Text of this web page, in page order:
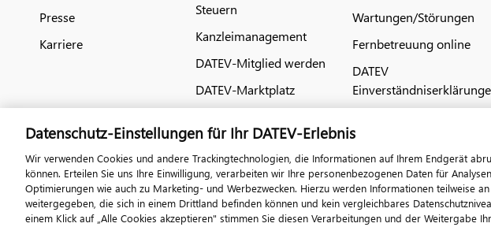
Presse
Karriere
Steuern
Kanzleimanagement
DATEV-Mitglied werden
DATEV-Marktplatz
Wartungen/Störungen
Fernbetreuung online
DATEV
© 2026 DATEV eG ImpressumDatenschutzAGB
Datenschutz-Einstellungen für Ihr DATEV-Erlebnis
Wir verwenden Cookies und andere Trackingtechnologien, die Informationen auf Ihrem Endgerät
können. Erteilen Sie uns Ihre Einwilligung, verarbeiten wir Ihre personenbezogenen Daten für
Optimierungen wie auch zu Marketing- und Werbezwecken. Hierzu werden Informationen teilweise
weitergegeben, die sich in einem Drittland befinden können und kein vergleichbares
einem Klick auf „Alle Cookies akzeptieren" stimmen Sie diesen Verarbeitungen und der Weitergabe